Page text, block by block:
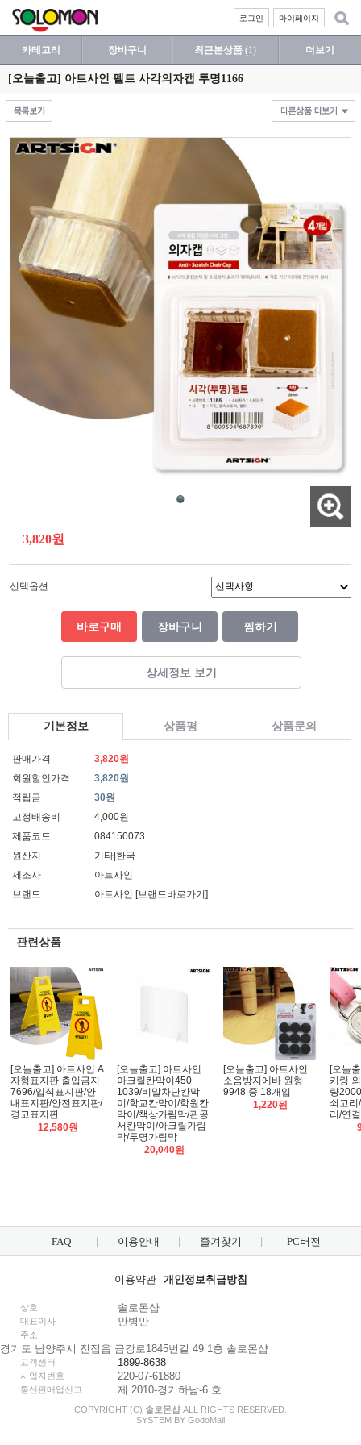
마이페이지
로그인
카테고리 장바구니 최근본상품 (1) 더보기
[오늘출고] 아트사인 펠트 사각의자캡 투명1166
3,820원
선택옵션
바로구매 장바구니 찜하기
상세정보 보기
기본정보 상품평 상품문의
판매가격
3,820원
회원할인가격
3,820원
적립금
30원
고정배송비
4,000원
제품코드
084150073
원산지
기타|한국
제조사
아트사인
브랜드
아트사인 [브랜드바로가기]
관련상품
[오늘출고] 아트사인 A
자형표지판 출입금지
7696/입식표지판/안
내표지판/안전표지판/
경고표지판
12,580원
[오늘출고] 아트사인
아크릴칸막이450
1039/비말차단칸막
이/학교칸막이/학원칸
막이/책상가림막/관공
서칸막이/아크릴가림
막/투명가림막
20,040원
[오늘출고] 아트사인
소음방지에바 원형
9948 중 18개입
1,220원
[오늘
키링
량
쇠고
리/연
FAQ 이용안내 즐겨찾기 PC버전
이용약관| 개인정보취급방침
상호 솔로몬샵
대표이사 안병만
주소
경기도 남양주시 진접읍 금강로1845번길 49 1층 솔로몬샵
고객센터 1899-8638
사업자번호 220-07-61880
통신판매업신고 제 2010-경기하남-6 호
COPYRIGHT (C) 솔로몬샵 ALL RIGHTS RESERVED.
SYSTEM BY GodoMall